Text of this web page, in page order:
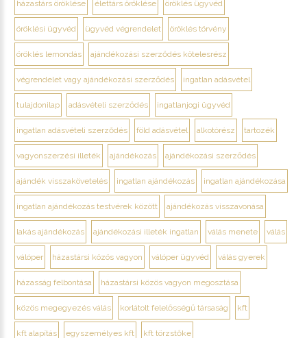
házastárs öröklése élettárs öröklése öröklés ügyvéd
öröklési ügyvéd ügyvéd végrendelet öröklés törvény
öröklés lemondás ajándékozási szerződés kötelesrész
végrendelet vagy ajándékozási szerződés ingatlan adásvétel
tulajdonilap adásvételi szerződés ingatlanjogi ügyvéd
ingatlan adásvételi szerződés föld adásvétel alkotórész tartozék
vagyonszerzési illeték ajándékozás ajándékozási szerződés
ajándék visszakövetelés ingatlan ajándékozás ingatlan ajándékozása
ingatlan ajándékozás testvérek között ajándékozás visszavonása
lakás ajándékozás ajándékozási illeték ingatlan válás menete válás
válóper házastársi közös vagyon válóper ügyvéd válás gyerek
házasság felbontása házastársi közös vagyon megosztása
közös megegyezés válás korlátolt felelősségű társaság kft
kft alapítás egyszemélyes kft kft törzstőke